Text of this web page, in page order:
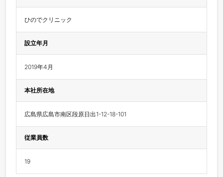
ひのでクリニック
設立年月
2019年4月
本社所在地
広島県広島市南区段原日出1-12-18-101
従業員数
19